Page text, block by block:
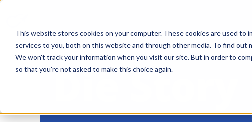
This website stores cookies on your computer. These cookies are used to
services to you, both on this website and through other media. To find out
We won't track your information when you visit our site. But in order to
so that you're not asked to make this choice again.
Die